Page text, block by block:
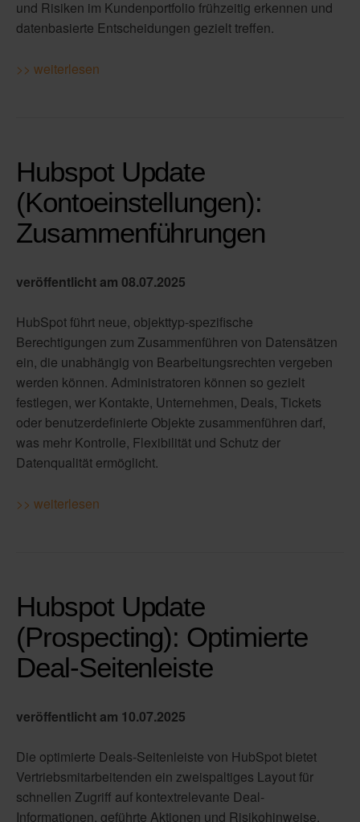
und Risiken im Kundenportfolio frühzeitig erkennen und
datenbasierte Entscheidungen gezielt treffen.
>> weiterlesen
Hubspot Update
(Kontoeinstellungen):
Zusammenführungen
veröffentlicht am 08.07.2025
HubSpot führt neue, objekttyp-spezifische
Berechtigungen zum Zusammenführen von Datensätzen
ein, die unabhängig von Bearbeitungsrechten vergeben
werden können. Administratoren können so gezielt
festlegen, wer Kontakte, Unternehmen, Deals, Tickets
oder benutzerdefinierte Objekte zusammenführen darf,
was mehr Kontrolle, Flexibilität und Schutz der
Datenqualität ermöglicht.
>> weiterlesen
Hubspot Update
(Prospecting): Optimierte
Deal-Seitenleiste
veröffentlicht am 10.07.2025
Die optimierte Deals-Seitenleiste von HubSpot bietet
Vertriebsmitarbeitenden ein zweispaltiges Layout für
schnellen Zugriff auf kontextrelevante Deal-
Informationen, geführte Aktionen und Risikohinweise.